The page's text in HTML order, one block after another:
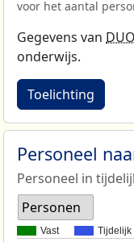
voor het aantal
Gegevens van DUO
onderwijs.
Toelichting
Personeel
Personeel in
Personen
Vast Tijdelijk